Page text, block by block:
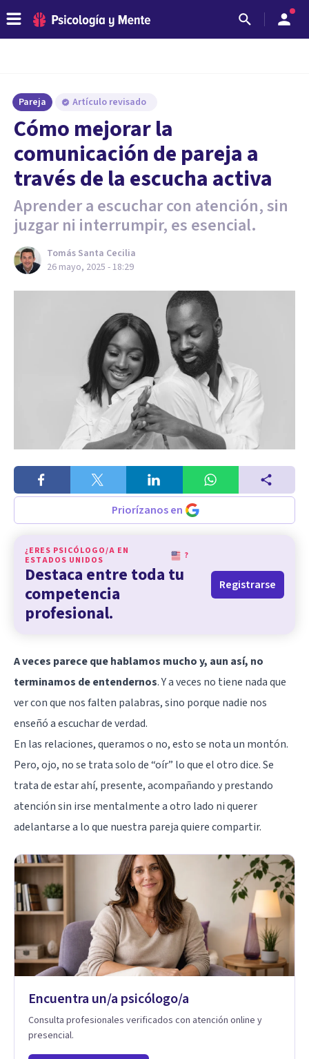
Pareja Artículo revisado
Cómo mejorar la
comunicación de pareja a
través de la escucha activa
Aprender a escuchar con atención, sin
juzgar ni interrumpir, es esencial.
Tomás Santa Cecilia
26 mayo, 2025 - 18:29
Priorízanos en
¿ERES PSICÓLOGO/A EN
ESTADOS UNIDOS
?
Destaca entre toda tu
competencia
profesional.
Registrarse
A veces parece que hablamos mucho y, aun así, no
terminamos de entendernos. Y a veces no tiene nada que
ver con que nos falten palabras, sino porque nadie nos
enseñó a escuchar de verdad.
En las relaciones, queramos o no, esto se nota un montón.
Pero, ojo, no se trata solo de “oír” lo que el otro dice. Se
trata de estar ahí, presente, acompañando y prestando
atención sin irse mentalmente a otro lado ni querer
adelantarse a lo que nuestra pareja quiere compartir.
Encuentra un/a psicólogo/a
Consulta profesionales verificados con atención online y
presencial.